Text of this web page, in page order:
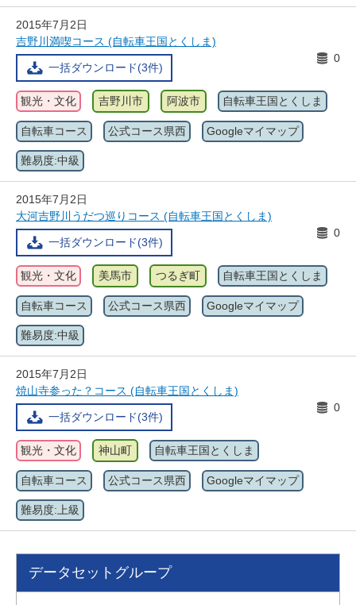
2015年7月2日
吉野川満喫コース (自転車王国とくしま)
一括ダウンロード(3件)
0
観光・文化 吉野川市 阿波市 自転車王国とくしま
自転車コース 公式コース県西 Googleマイマップ
難易度:中級
2015年7月2日
大河吉野川うだつ巡りコース (自転車王国とくしま)
一括ダウンロード(3件)
0
観光・文化 美馬市 つるぎ町 自転車王国とくしま
自転車コース 公式コース県西 Googleマイマップ
難易度:中級
2015年7月2日
焼山寺参った？コース (自転車王国とくしま)
一括ダウンロード(3件)
0
観光・文化 神山町 自転車王国とくしま
自転車コース 公式コース県西 Googleマイマップ
難易度:上級
データセットグループ